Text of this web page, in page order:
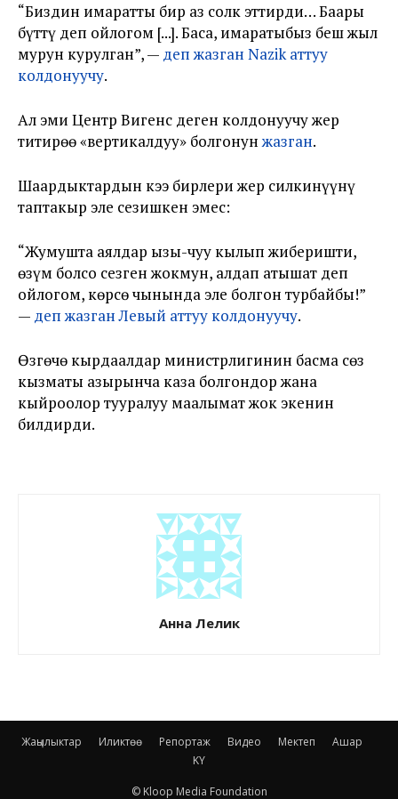
“Биздин имаратты бир аз солк эттирди… Баары
бүттү деп ойлогом [...]. Баса, имаратыбыз беш жыл
мурун курулган”, — деп жазган Nazik аттуу
колдонуучу.
Ал эми Центр Вигенс деген колдонуучу жер
титирөө «вертикалдуу» болгонунжазган.
Шаардыктардын кээ бирлери жер силкинүүнү
таптакыр эле сезишкен эмес:
“Жумушта аялдар ызы-чуу кылып жиберишти,
өзүм болсо сезген жокмун, алдап атышат деп
ойлогом, көрсө чынында эле болгон турбайбы!”
— деп жазган Левый аттуу колдонуучу.
Өзгөчө кырдаалдар министрлигинин басма сөз
кызматы азырынча каза болгондор жана
кыйроолор тууралуу маалымат жок экенин
билдирди.
Анна Лелик
Жаңылыктар Иликтөө Репортаж Видео Мектеп
Ашар
KY
© Kloop Media Foundation